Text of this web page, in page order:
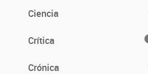
Ciencia
Crítica
Crónica